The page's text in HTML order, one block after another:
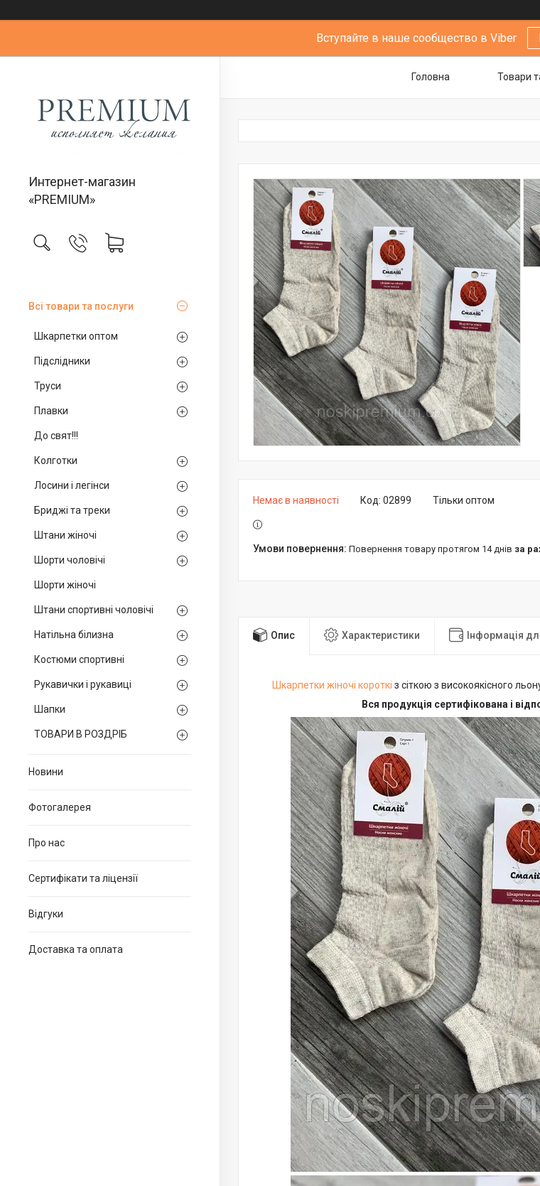
Вступайте в наше сообщество в Viber
Интернет-магазин
«PREMIUM»
Всі товари та послуги
Шкарпетки оптом
Підслідники
Труси
Плавки
До свят!!!
Колготки
Лосини і легінси
Бриджі та треки
Штани жіночі
Шорти чоловічі
Шорти жіночі
Штани спортивні чоловічі
Натільна білизна
Костюми спортивні
Рукавички і рукавиці
Шапки
ТОВАРИ В РОЗДРІБ
Новини
Фотогалерея
Про нас
Сертифікати та ліцензії
Відгуки
Доставка та оплата
Головна Товари
Немає в наявності Тільки оптом
Код: 02899
повернення товару протягом 14 днів за
Опис Характеристики Інформація
Шкарпетки жіночі короткі з сіткою з високоякісного
Вся продукція сертифікована і